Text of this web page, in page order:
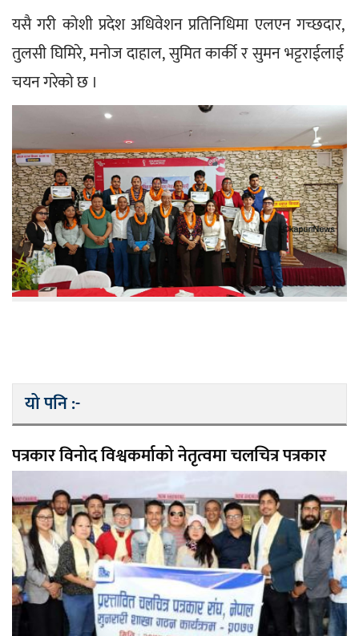
यसै गरी कोशी प्रदेश अधिवेशन प्रतिनिधिमा एलएन गच्छदार,
तुलसी घिमिरे, मनोज दाहाल, सुमित कार्की र सुमन भट्टराईलाई
चयन गरेको छ ।
यो पनि :-
पत्रकार विनोद विश्वकर्माको नेतृत्वमा चलचित्र पत्रकार